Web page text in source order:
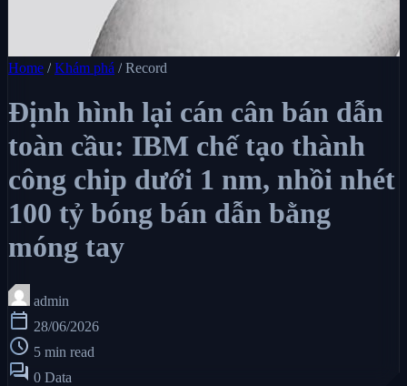
Home / Khám phá / Record
Định hình lại cán cân bán dẫn
toàn cầu: IBM chế tạo thành
công chip dưới 1 nm, nhồi nhét
100 tỷ bóng bán dẫn bằng
móng tay
admin
calendar_today 28/06/2026
schedule 5 min read
forum 0 Data